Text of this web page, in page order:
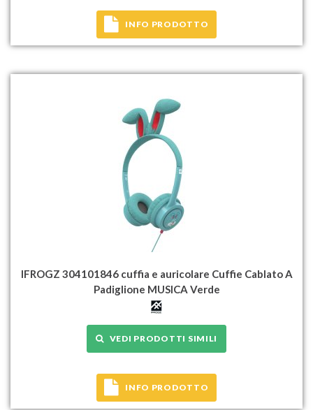
INFO PRODOTTO
IFROGZ 304101846 cuffia e auricolare Cuffie Cablato A
Padiglione MUSICA Verde
VEDI PRODOTTI SIMILI
INFO PRODOTTO